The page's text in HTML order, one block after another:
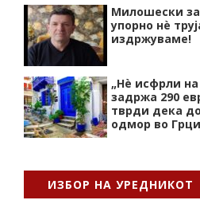
Милошески
упорно нѐ
издржуваме!
„Нѐ исфрли
задржа 290
тврди дека
одмор во
ИЗБОР НА УРЕДНИКОТ